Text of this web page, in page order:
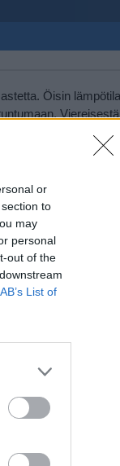
or
to
may
personal
out of the
List of
Öisin
ja vaihteluväli,
syyskuisia
toisaalta vuonna
Toukokuussa